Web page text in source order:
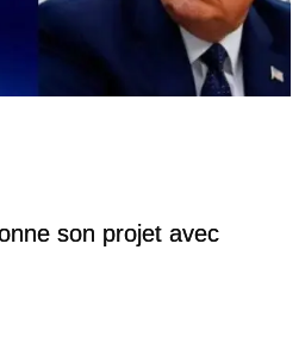
son projet avec